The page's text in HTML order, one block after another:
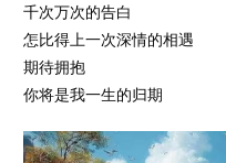
千次万次的告白
怎比得上一次深情的相遇
期待拥抱
你将是我一生的归期